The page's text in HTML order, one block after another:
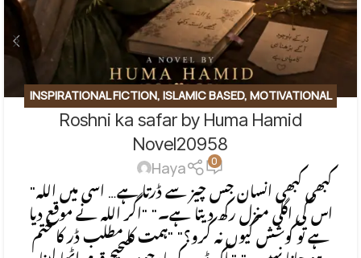
INSPIRATIONAL FICTION, ISLAMIC BASED, MOTIVATIONAL
SOCIAL ENGINEERING, SPIRITUAL,SPIRITUAL/FAITH-
BASED
Roshni ka safar by Huma Hamid
Novel20958
Haya 0
"کبھی کبھی انسان جس چیز سے ڈرتا ہے… اسی میں اللہ
اس کی اگلی منزل رکھ دیتا ہے۔" "اگر اللہ نے موقع دیا
ہے تو کوشش کیوں نہ کرو؟" "ہمت کا مطلب ڈر کا ختم